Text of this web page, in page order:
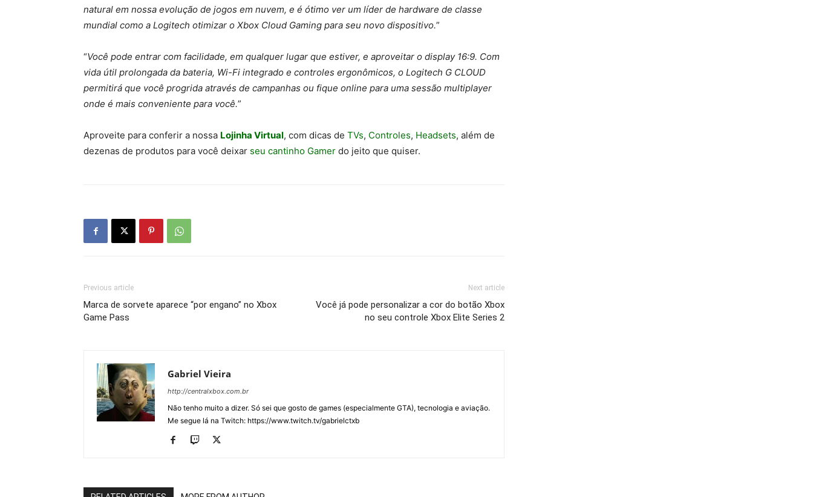
natural em nossa evolução de jogos em nuvem, e é ótimo ver um líder de hardware de classe
mundial como a Logitech otimizar o Xbox Cloud Gaming para seu novo dispositivo.”
“Você pode entrar com facilidade, em qualquer lugar que estiver, e aproveitar o display 16:9. Com
vida útil prolongada da bateria, Wi-Fi integrado e controles ergonômicos, o Logitech G CLOUD
permitirá que você progrida através de campanhas ou fique online para uma sessão multiplayer
onde é mais conveniente para você.”
Aproveite para conferir a nossa Lojinha Virtual, com dicas de TVs, Controles, Headsets, além de
dezenas de produtos para você deixar seu cantinho Gamer do jeito que quiser.
Previous article
Marca de sorvete aparece “por engano” no Xbox
Game Pass
Next article
Você já pode personalizar a cor do botão Xbox
no seu controle Xbox Elite Series 2
Gabriel Vieira
http://centralxbox.com.br
Não tenho muito a dizer. Só sei que gosto de games (especialmente GTA), tecnologia e aviação.
Me segue lá na Twitch: https://www.twitch.tv/gabrielctxb